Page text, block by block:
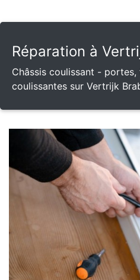
Réparation à
Châssis coulissant -
coulissantes sur Vertrijk